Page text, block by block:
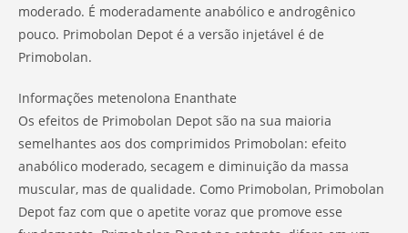
moderado. É moderadamente anabólico e androgênico
pouco. Primobolan Depot é a versão injetável é de
Primobolan.
Informações metenolona Enanthate
Os efeitos de Primobolan Depot são na sua maioria
semelhantes aos dos comprimidos Primobolan: efeito
anabólico moderado, secagem e diminuição da massa
muscular, mas de qualidade. Como Primobolan, Primobolan
Depot faz com que o apetite voraz que promove esse